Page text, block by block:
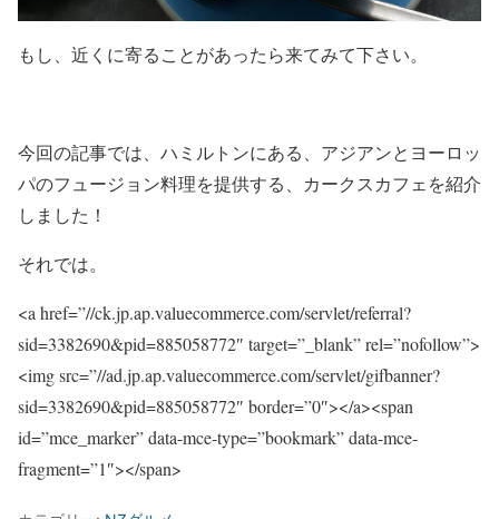
もし、近くに寄ることがあったら来てみて下さい。
今回の記事では、ハミルトンにある、アジアンとヨーロッ
パのフュージョン料理を提供する、カークスカフェを紹介
しました！
それでは。
<a href=”//ck.jp.ap.valuecommerce.com/servlet/referral?
sid=3382690&pid=885058772″ target=”_blank” rel=”nofollow”>
<img src=”//ad.jp.ap.valuecommerce.com/servlet/gifbanner?
sid=3382690&pid=885058772″ border=”0″></a><span
id=”mce_marker” data-mce-type=”bookmark” data-mce-
fragment=”1″>​</span>